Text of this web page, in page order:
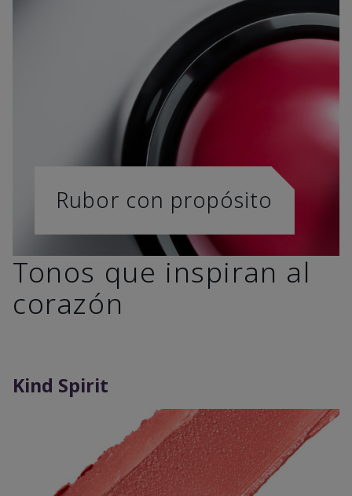
Rubor con propósito
Tonos que inspiran al
corazón
Kind Spirit